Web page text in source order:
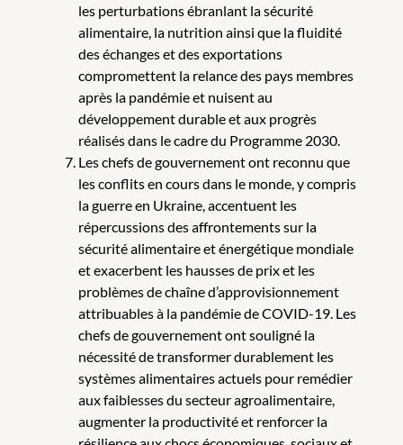
les perturbations ébranlant la sécurité
alimentaire, la nutrition ainsi que la fluidité
des échanges et des exportations
compromettent la relance des pays membres
après la pandémie et nuisent au
développement durable et aux progrès
réalisés dans le cadre du Programme 2030.
Les chefs de gouvernement ont reconnu que
les conflits en cours dans le monde, y compris
la guerre en Ukraine, accentuent les
répercussions des affrontements sur la
sécurité alimentaire et énergétique mondiale
et exacerbent les hausses de prix et les
problèmes de chaîne d’approvisionnement
attribuables à la pandémie de COVID-19. Les
chefs de gouvernement ont souligné la
nécessité de transformer durablement les
systèmes alimentaires actuels pour remédier
aux faiblesses du secteur agroalimentaire,
augmenter la productivité et renforcer la